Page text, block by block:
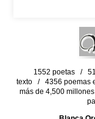
1552 poetas /
texto / 4356 poemas
más de 4,500